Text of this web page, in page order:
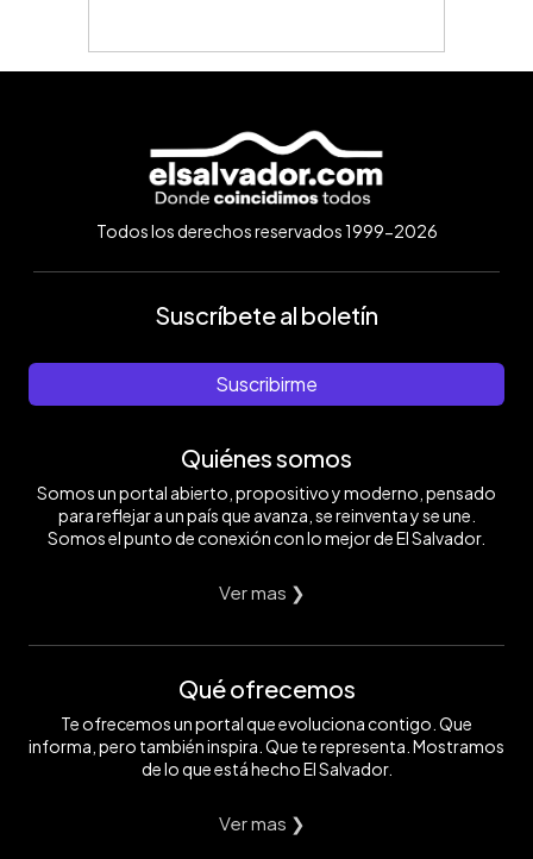
Todos los derechos reservados 1999-2026
Suscríbete al boletín
Suscribirme
Quiénes somos
Somos un portal abierto, propositivo y moderno, pensado
para reflejar a un país que avanza, se reinventa y se une.
Somos el punto de conexión con lo mejor de El Salvador.
Ver mas ❯
Qué ofrecemos
Te ofrecemos un portal que evoluciona contigo. Que
informa, pero también inspira. Que te representa. Mostramos
de lo que está hecho El Salvador.
Ver mas ❯